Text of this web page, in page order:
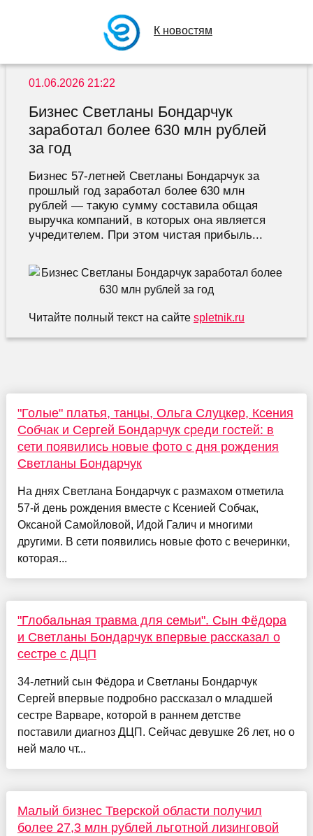
К новостям
01.06.2026 21:22
Бизнес Светланы Бондарчук
заработал более 630 млн рублей
за год
Бизнес 57-летней Светланы Бондарчук за
прошлый год заработал более 630 млн
рублей — такую сумму составила общая
выручка компаний, в которых она является
учредителем. При этом чистая прибыль...
Читайте полный текст на сайте spletnik.ru
"Голые" платья, танцы, Ольга Слуцкер, Ксения
Собчак и Сергей Бондарчук среди гостей: в
сети появились новые фото с дня рождения
Светланы Бондарчук
На днях Светлана Бондарчук с размахом отметила
57-й день рождения вместе с Ксенией Собчак,
Оксаной Самойловой, Идой Галич и многими
другими. В сети появились новые фото с вечеринки,
которая...
"Глобальная травма для семьи". Сын Фёдора
и Светланы Бондарчук впервые рассказал о
сестре с ДЦП
34-летний сын Фёдора и Светланы Бондарчук
Сергей впервые подробно рассказал о младшей
сестре Варваре, которой в раннем детстве
поставили диагноз ДЦП. Сейчас девушке 26 лет, но о
ней мало чт...
Малый бизнес Тверской области получил
более 27,3 млн рублей льготной лизинговой